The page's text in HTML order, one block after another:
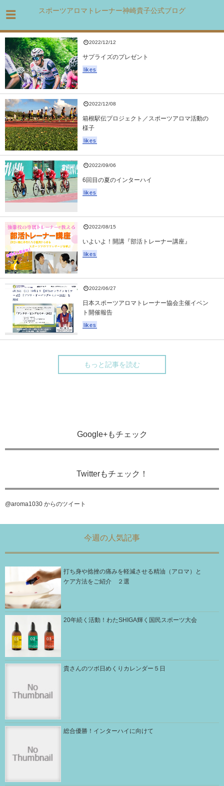
スポーツアロマトレーナー神崎貴子公式ブログ
2022/12/12
サプライズのプレゼント
likes
2022/12/08
箱根駅伝プロジェクト／スポーツアロマ活動の
様子
likes
2022/09/06
6回目の夏のインターハイ
likes
2022/08/15
いよいよ！開講『部活トレーナー講座』
likes
2022/06/27
日本スポーツアロマトレーナー協会主催イベン
ト開催報告
likes
もっと記事を読む
Google+もチェック
Twitterもチェック！
@aroma1030 からのツイート
今週の人気記事
打ち身や捻挫の痛みを軽減させる精油（アロマ）と
ケア方法をご紹介 ２選
20年続く活動！わたSHIGA輝く国民スポーツ大会
貴さんのツボ日めくりカレンダー５日
総合優勝！インターハイに向けて